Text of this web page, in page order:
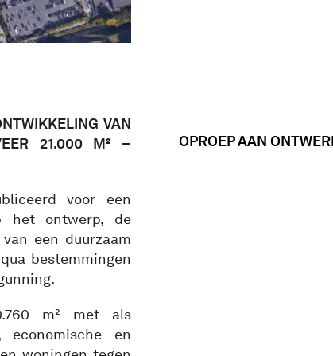
VAN
21.000 M² –
voor een
het ontwerp, de
een duurzaam
bestemmingen
m² met als
economische en
OPROEP AAN